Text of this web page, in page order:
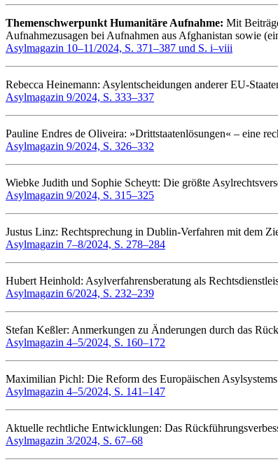
Themenschwerpunkt Humanitäre Aufnahme: Mit
Aufnahmezusagen bei Aufnahmen aus Afghanistan sowie
Asylmagazin 10–11/2024, S. 371–387 und S. i–viii
Rebecca Heinemann: Asylentscheidungen anderer EU-
Asylmagazin 9/2024, S. 333–337
Pauline Endres de Oliveira: »Drittstaatenlösungen« – eine
Asylmagazin 9/2024, S. 326–332
Wiebke Judith und Sophie Scheytt: Die größte
Asylmagazin 9/2024, S. 315–325
Justus Linz: Rechtsprechung in Dublin-Verfahren mit dem
Asylmagazin 7–8/2024, S. 278–284
Hubert Heinhold: Asylverfahrensberatung als
Asylmagazin 6/2024, S. 232–239
Stefan Keßler: Anmerkungen zu Änderungen durch das
Asylmagazin 4–5/2024, S. 160–172
Maximilian Pichl: Die Reform des Europäischen Asylsystems
Asylmagazin 4–5/2024, S. 141–147
Aktuelle rechtliche Entwicklungen: Das
Asylmagazin 3/2024, S. 67–68